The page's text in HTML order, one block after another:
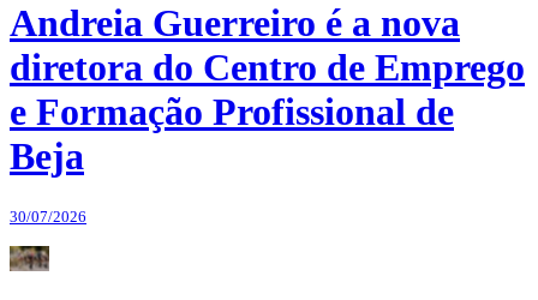
Andreia Guerreiro é a nova
diretora do Centro de Emprego
e Formação Profissional de
Beja
30/07/2026